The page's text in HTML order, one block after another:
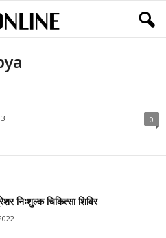
0
निःशुल्क चिकित्सा शिविर